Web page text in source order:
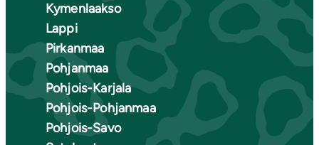
Kymenlaakso
Lappi
Pirkanmaa
Pohjanmaa
Pohjois-Karjala
Pohjois-Pohjanmaa
Pohjois-Savo